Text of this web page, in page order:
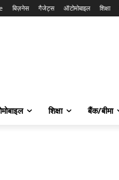
बिज़नेस गैजेट्स ऑटोमोबाइल शिक्षा
शिक्षा बैंक/बीमा